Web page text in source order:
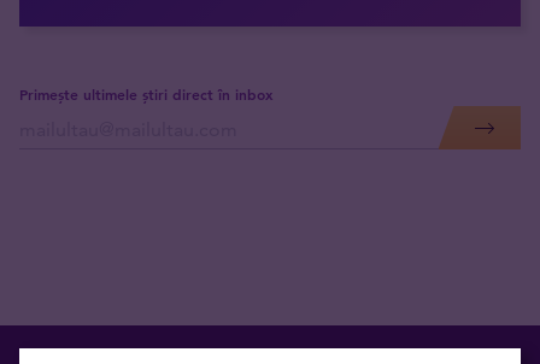
Primește ultimele știri direct în inbox